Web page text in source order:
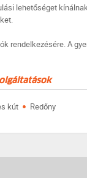
lehetőséget
rendelkezésére. A
kút · Redőny